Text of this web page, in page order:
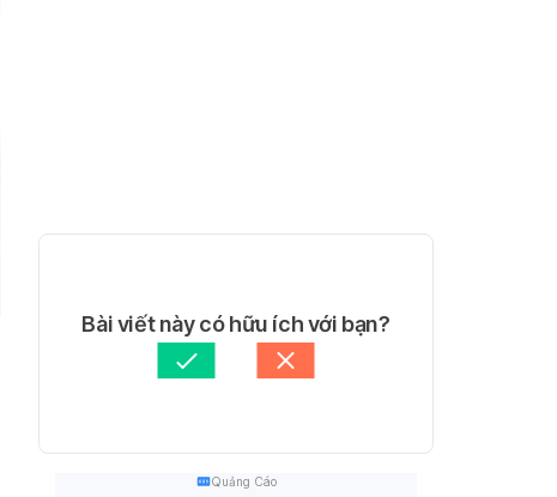
Bài viết này có hữu ích với bạn?
Quảng Cáo